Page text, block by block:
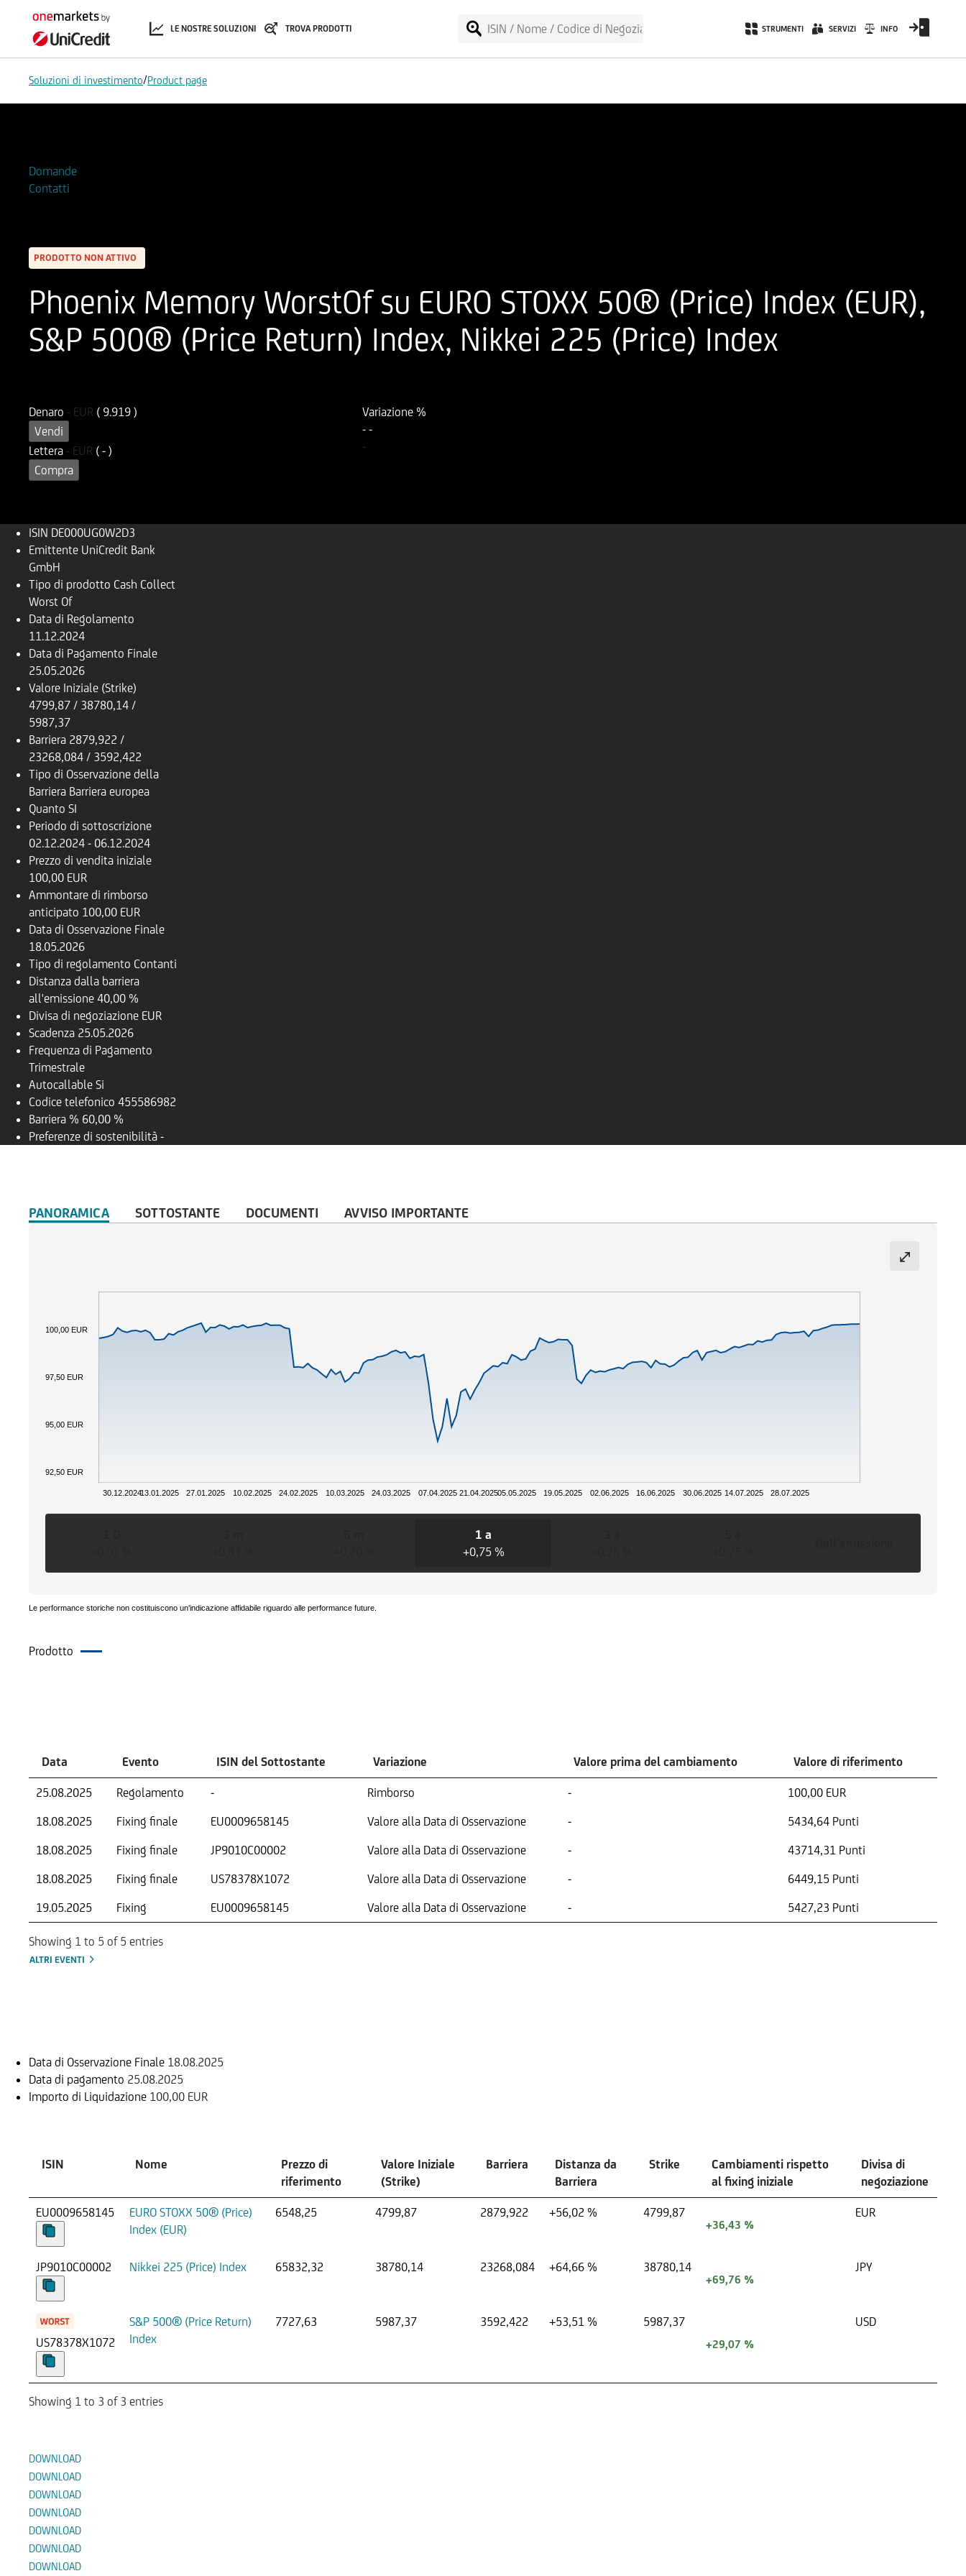
LE NOSTRE SOLUZIONI TROVA PRODOTTI STRUMENTI SERVIZI INFO
Soluzioni di investimento/Product page
Domande
Contatti
PRODOTTO NON ATTIVO
Phoenix Memory WorstOf su EURO STOXX 50® (Price) Index (EUR),
S&P 500® (Price Return) Index, Nikkei 225 (Price) Index
Denaro - EUR ( 9.919 )
Vendi
Lettera - EUR ( - )
Compra
Variazione %
--
-
ISIN DE000UG0W2D3
Emittente UniCredit Bank
GmbH
Tipo di prodotto Cash Collect
Worst Of
Data di Regolamento
11.12.2024
Data di Pagamento Finale
25.05.2026
Valore Iniziale (Strike)
4799,87 / 38780,14 /
5987,37
Barriera 2879,922 /
23268,084 / 3592,422
Tipo di Osservazione della
Barriera Barriera europea
Quanto SI
Periodo di sottoscrizione
02.12.2024 - 06.12.2024
Prezzo di vendita iniziale
100,00 EUR
Ammontare di rimborso
anticipato 100,00 EUR
Data di Osservazione Finale
18.05.2026
Tipo di regolamento Contanti
Distanza dalla barriera
all'emissione 40,00 %
Divisa di negoziazione EUR
Scadenza 25.05.2026
Frequenza di Pagamento
Trimestrale
Autocallable Si
Codice telefonico 455586982
Barriera % 60,00 %
Preferenze di sostenibilità -
PANORAMICA SOTTOSTANTE DOCUMENTI AVVISO IMPORTANTE
30.12.202413.01.2025 27.01.2025 10.02.2025 24.02.2025 10.03.2025 24.03.2025 07.04.2025 21.04.202505.05.2025 19.05.2025 02.06.2025 16.06.2025 30.06.2025 14.07.2025 28.07.2025
92,50 EUR
95,00 EUR
97,50 EUR
100,00 EUR
1 a
+0,75 %
Le performance storiche non costituiscono un'indicazione affidabile riguardo alle performance future.
Prodotto
Data Evento ISIN del Sottostante Variazione Valore prima del cambiamento Valore di riferimento
25.08.2025 Regolamento - Rimborso -
100,00 EUR
18.08.2025
Fixing finale EU0009658145 Valore alla Data di Osservazione -
5434,64 Punti
18.08.2025
Fixing finale JP9010C00002 Valore alla Data di Osservazione -
43714,31 Punti
18.08.2025
Fixing finale US78378X1072 Valore alla Data di Osservazione -
6449,15 Punti
19.05.2025
Fixing EU0009658145 Valore alla Data di Osservazione - 5427,23 Punti
Showing 1 to 5 of 5 entries
ALTRI EVENTI
Data di Osservazione Finale 18.08.2025
Data di pagamento 25.08.2025
Importo di Liquidazione 100,00 EUR
ISIN Nome
Prezzo di
riferimento
Valore Iniziale
(Strike)
Barriera
Distanza da
Barriera
Strike
Cambiamenti rispetto
al fixing iniziale
Divisa di
negoziazione
EU0009658145
EURO STOXX 50® (Price)
Index (EUR)
6548,25 4799,87 2879,922 +56,02 % 4799,87
+36,43 %
EUR
JP9010C00002 Nikkei 225 (Price) Index 65832,32 38780,14 23268,084 +64,66 % 38780,14
+69,76 %
JPY
US78378X1072
S&P 500® (Price Return)
Index
7727,63 5987,37 3592,422 +53,51 % 5987,37
+29,07 %
USD
Showing 1 to 3 of 3 entries
DOWNLOAD
DOWNLOAD
DOWNLOAD
DOWNLOAD
DOWNLOAD
DOWNLOAD
DOWNLOAD